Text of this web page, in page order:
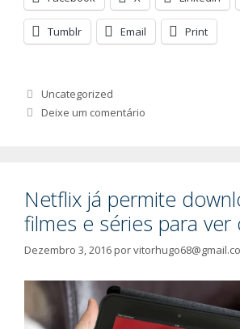
Tumblr Email Print
Categorias
Uncategorized
Deixe um comentário
Netflix já permite
filmes e séries para ver
Dezembro 3, 2016por